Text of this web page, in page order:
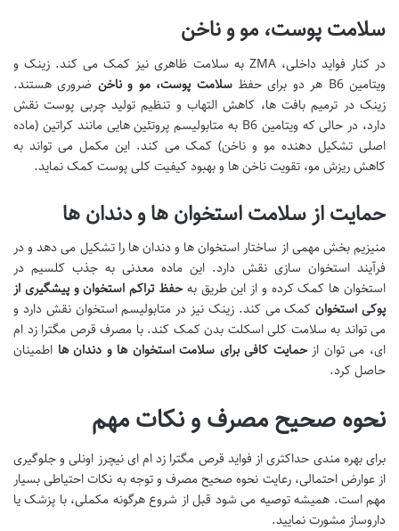
سلامت پوست، مو و ناخن
در کنار فواید داخلی، ZMA به سلامت ظاهری نیز کمک می کند. زینک و
ویتامین B6 هر دو برای حفظ
سلامت پوست، مو و ناخن ضروری هستند.
زینک در ترمیم بافت ها، کاهش التهاب و تنظیم تولید چربی پوست نقش
دارد، در حالی که ویتامین B6 به متابولیسم پروتئین هایی مانند کراتین (ماده
اصلی تشکیل دهنده مو و ناخن) کمک می کند. این مکمل می تواند به
کاهش ریزش مو، تقویت ناخن ها و بهبود کیفیت کلی پوست کمک نماید.
حمایت از سلامت استخوان ها و دندان ها
منیزیم بخش مهمی از ساختار استخوان ها و دندان ها را تشکیل می دهد و در
فرآیند استخوان سازی نقش دارد. این ماده معدنی به جذب کلسیم در
استخوان ها کمک کرده و از این طریق بهحفظ تراکم استخوان و پیشگیری از
پوکی استخوانکمک می کند. زینک نیز در متابولیسم استخوان نقش دارد و
می تواند به سلامت کلی اسکلت بدن کمک کند. با مصرف قرص مگترا زد ام
ای، می توان ازحمایت کافی برای سلامت استخوان ها و دندان ها اطمینان
حاصل کرد.
نحوه صحیح مصرف و نکات مهم
برای بهره مندی حداکثری از فواید قرص مگترا زد ام ای نیچرز اونلی و جلوگیری
از عوارض احتمالی، رعایت نحوه صحیح مصرف و توجه به نکات احتیاطی بسیار
مهم است. همیشه توصیه می شود قبل از شروع هرگونه مکملی، با پزشک یا
داروساز مشورت نمایید.